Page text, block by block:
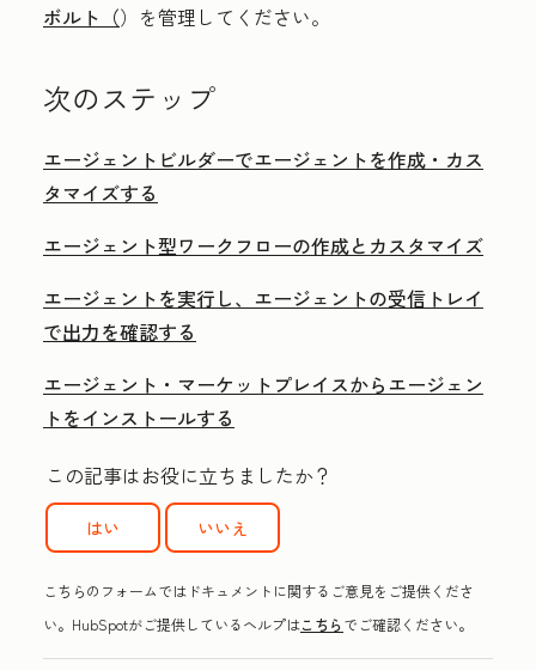
ボルト（）を管理してください。
次のステップ
エージェントビルダーでエージェントを作成・カス
タマイズする
エージェント型ワークフローの作成とカスタマイズ
エージェントを実行し、エージェントの受信トレイ
で出力を確認する
エージェント・マーケットプレイスからエージェン
トをインストールする
この記事はお役に立ちましたか？
はい いいえ
こちらのフォームではドキュメントに関するご意見をご提供くださ
い。HubSpotがご提供しているヘルプはこちらでご確認ください。